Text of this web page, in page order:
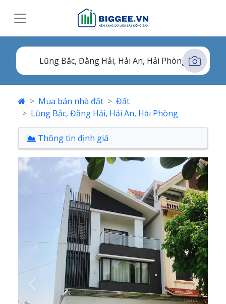
Mua bán nhà đất
Đất
Lũng Bắc, Đằng Hải, Hải An, Hải Phòng
Thông tin định giá
Previous Next